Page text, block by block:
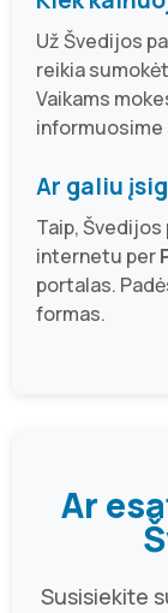
Už Švedijos
reikia
Vaikams
informuosime
Ar galiu
Taip,
internetu per
portalas.
formas.
Ar
Susisiekite